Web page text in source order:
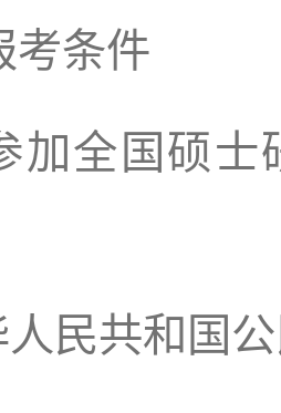
考条件
加全国硕士
人民共和国